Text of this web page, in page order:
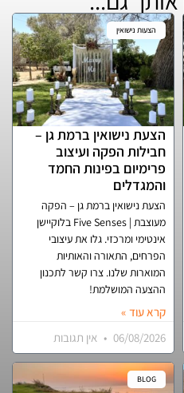
הצעות נישואין
הצעת נישואין ברמת גן –
חבילות הפקה ועיצוב
פרימיום בפינות החמד
והמגדלים
הצעת נישואין ברמת גן – הפקה
מעוצבת | Five Senses בלוקיישן
אינטימי ומרכזי. גלו את עיצובי
הפרחים, התאורה והאותיות
המוארות שלנו. צרו קשר לתכנון
ההצעה המושלמת!
קרא עוד »
06/08/2026
אין תגובות
BLOG